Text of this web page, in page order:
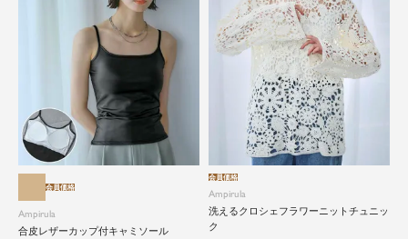
Ampirula
合皮レザーカップ付キャミソール
会員価格
Ampirula
洗えるクロシェフラワーニットチュニッ
ク
会員価格